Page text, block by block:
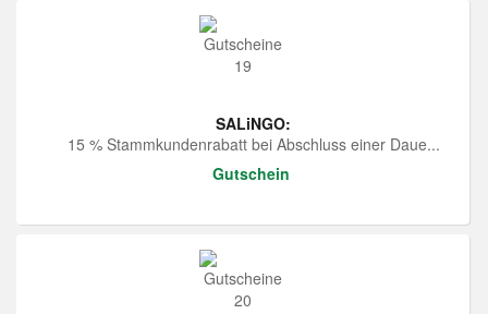
SALiNGO:
15 % Stammkundenrabatt bei Abschluss einer Daue...
Gutschein